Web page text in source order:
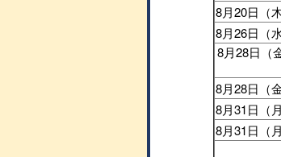
8月20日（木
8月26日（水
8月28日（
8月28日（金
8月31日（月
8月31日（月